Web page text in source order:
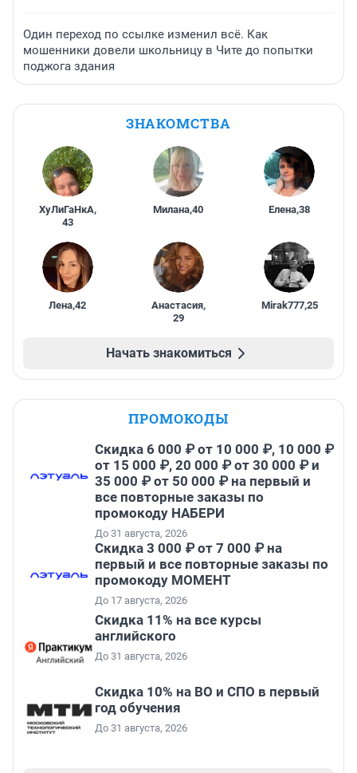
Один переход по ссылке изменил всё. Как
мошенники довели школьницу в Чите до попытки
поджога здания
ЗНАКОМСТВА
ХуЛиГаНкА,
43
Милана,40 Елена,38
Лена,42 Анастасия,
29
Mirak777,25
Начать знакомиться
ПРОМОКОДЫ
Скидка 6 000 ₽ от 10 000 ₽, 10 000 ₽
от 15 000 ₽, 20 000 ₽ от 30 000 ₽ и
35 000 ₽ от 50 000 ₽ на первый и
все повторные заказы по
промокоду НАБЕРИ
До 31 августа, 2026
Скидка 3 000 ₽ от 7 000 ₽ на
первый и все повторные заказы по
промокоду МОМЕНТ
До 17 августа, 2026
Скидка 11% на все курсы
английского
До 31 августа, 2026
Скидка 10% на ВО и СПО в первый
год обучения
До 31 августа, 2026